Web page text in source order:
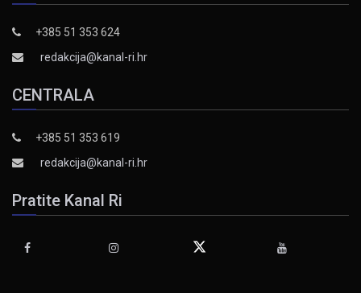
+385 51 353 624
redakcija@kanal-ri.hr
CENTRALA
+385 51 353 619
redakcija@kanal-ri.hr
Pratite Kanal Ri